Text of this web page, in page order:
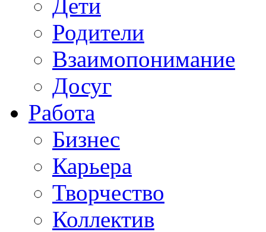
Дети
Родители
Взаимопонимание
Досуг
Работа
Бизнес
Карьера
Творчество
Коллектив